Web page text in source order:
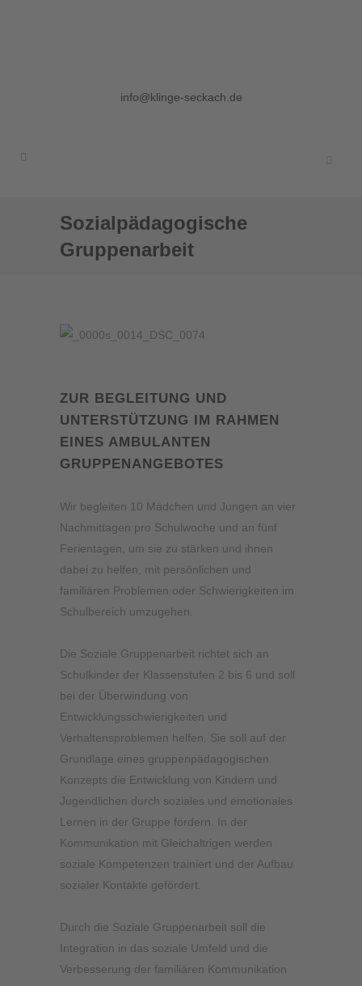
info@klinge-seckach.de
Sozialpädagogische
Gruppenarbeit
ZUR BEGLEITUNG UND
UNTERSTÜTZUNG IM RAHMEN
EINES AMBULANTEN
GRUPPENANGEBOTES
Wir begleiten 10 Mädchen und Jungen an vier
Nachmittagen pro Schulwoche und an fünf
Ferientagen, um sie zu stärken und ihnen
dabei zu helfen, mit persönlichen und
familiären Problemen oder Schwierigkeiten im
Schulbereich umzugehen.
Die Soziale Gruppenarbeit richtet sich an
Schulkinder der Klassenstufen 2 bis 6 und soll
bei der Überwindung von
Entwicklungsschwierigkeiten und
Verhaltensproblemen helfen. Sie soll auf der
Grundlage eines gruppenpädagogischen
Konzepts die Entwicklung von Kindern und
Jugendlichen durch soziales und emotionales
Lernen in der Gruppe fördern. In der
Kommunikation mit Gleichaltrigen werden
soziale Kompetenzen trainiert und der Aufbau
sozialer Kontakte gefördert.
Durch die Soziale Gruppenarbeit soll die
Integration in das soziale Umfeld und die
Verbesserung der familiären Kommunikation